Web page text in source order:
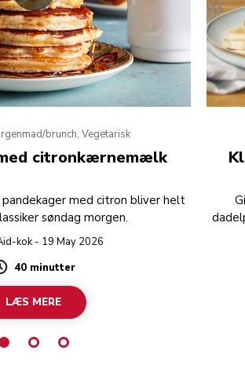
brunch, Vegetarisk
citronkærnemælk
med citron bliver helt
søndag morgen.
kok - 19 May 2026
40 minutter
LÆS MERE